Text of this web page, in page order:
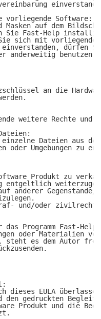
vorliegende Software:
Masken auf dem
Sie Fast-Help
sich mit vorliegendem
dürfen
benutzen.
an die
weitere Rechte und
Dateien aus
oder Umgebungen zu
Produkt zu
entgeltlich
anderer Gegenstände/
und/oder
Programm Fast-
oder Materialien
steht es dem Autor
dieses EULA
den gedruckten
Produkt und die